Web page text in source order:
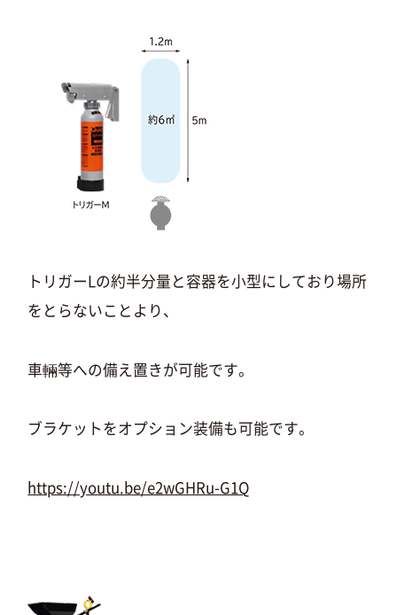
トリガーLの約半分量と容器を小型にしており場所
をとらないことより、
車輛等への備え置きが可能です。
ブラケットをオプション装備も可能です。
https://youtu.be/e2wGHRu-G1Q